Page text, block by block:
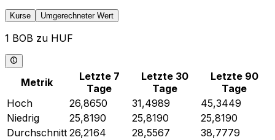
Kurse Umgerechneter Wert
1 BOB zu HUF
Metrik
Letzte 7
Tage
Letzte 30
Tage
Letzte 90
Tage
Hoch
26,8650 31,4989
45,3449
Niedrig
25,8190 25,8190
25,8190
Durchschnitt 26,2164 28,5567
38,7779